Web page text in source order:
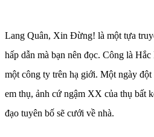
Lang Quân, Xin Đừng! là một tựa
hấp dẫn mà bạn nên đọc. Công là
một công ty trên hạ giới. Một ngày đột
em thụ, ảnh cứ ngậm XX của thụ bất
đạo tuyên bố sẽ cưới về nhà.